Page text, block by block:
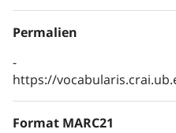
Permalien
https://
Format MARC21